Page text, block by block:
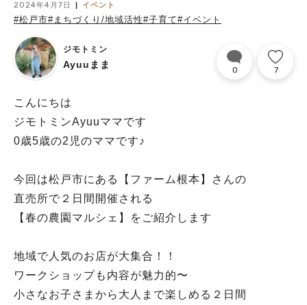
2024年4月7日 イベント
#松戸市#まちづくり/地域活性#子育て#イベント
ジモトミン
Ayuuまま 0 7
こんにちは
ジモトミンAyuuママです
0歳5歳の2児のママです♪
今回は松戸市にある【ファーム根本】さんの
直売所で２日間開催される
【春の農園マルシェ】をご紹介します
地域で人気のお店が大集合！！
ワークショップも内容が魅力的〜
小さなお子さまから大人まで楽しめる２日間